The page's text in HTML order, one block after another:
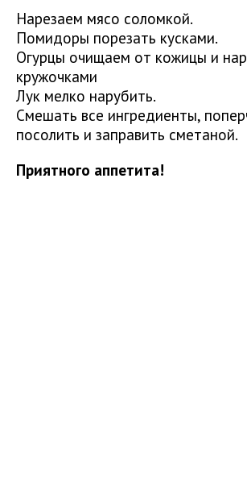
Нарезаем мясо соломкой.
Помидоры порезать кусками.
Огурцы очищаем от кожицы и
кружочками
Лук мелко нарубить.
Смешать все ингредиенты,
посолить и заправить сметаной.
Приятного аппетита!